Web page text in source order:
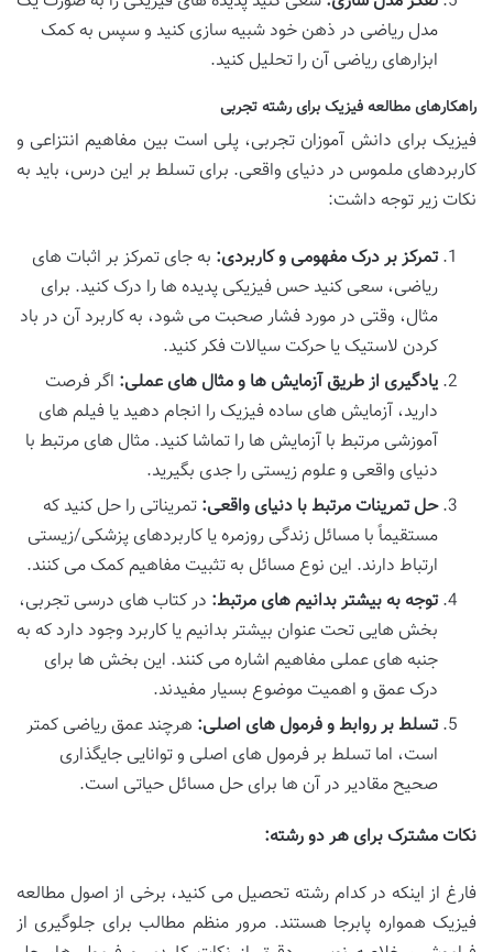
مدل ریاضی در ذهن خود شبیه سازی کنید و سپس به کمک
ابزارهای ریاضی آن را تحلیل کنید.
راهکارهای مطالعه فیزیک برای رشته تجربی
فیزیک برای دانش آموزان تجربی، پلی است بین مفاهیم انتزاعی و
کاربردهای ملموس در دنیای واقعی. برای تسلط بر این درس، باید به
نکات زیر توجه داشت:
تمرکز بر درک مفهومی و کاربردی: به جای تمرکز بر اثبات های
ریاضی، سعی کنید حس فیزیکی پدیده ها را درک کنید. برای
مثال، وقتی در مورد فشار صحبت می شود، به کاربرد آن در باد
کردن لاستیک یا حرکت سیالات فکر کنید.
یادگیری از طریق آزمایش ها و مثال های عملی: اگر فرصت
دارید، آزمایش های ساده فیزیک را انجام دهید یا فیلم های
آموزشی مرتبط با آزمایش ها را تماشا کنید. مثال های مرتبط با
دنیای واقعی و علوم زیستی را جدی بگیرید.
حل تمرینات مرتبط با دنیای واقعی: تمریناتی را حل کنید که
مستقیماً با مسائل زندگی روزمره یا کاربردهای پزشکی/زیستی
ارتباط دارند. این نوع مسائل به تثبیت مفاهیم کمک می کنند.
توجه به بیشتر بدانیم های مرتبط: در کتاب های درسی تجربی،
بخش هایی تحت عنوان بیشتر بدانیم یا کاربرد وجود دارد که به
جنبه های عملی مفاهیم اشاره می کنند. این بخش ها برای
درک عمق و اهمیت موضوع بسیار مفیدند.
تسلط بر روابط و فرمول های اصلی: هرچند عمق ریاضی کمتر
است، اما تسلط بر فرمول های اصلی و توانایی جایگذاری
صحیح مقادیر در آن ها برای حل مسائل حیاتی است.
نکات مشترک برای هر دو رشته:
فارغ از اینکه در کدام رشته تحصیل می کنید، برخی از اصول مطالعه
فیزیک همواره پابرجا هستند. مرور منظم مطالب برای جلوگیری از